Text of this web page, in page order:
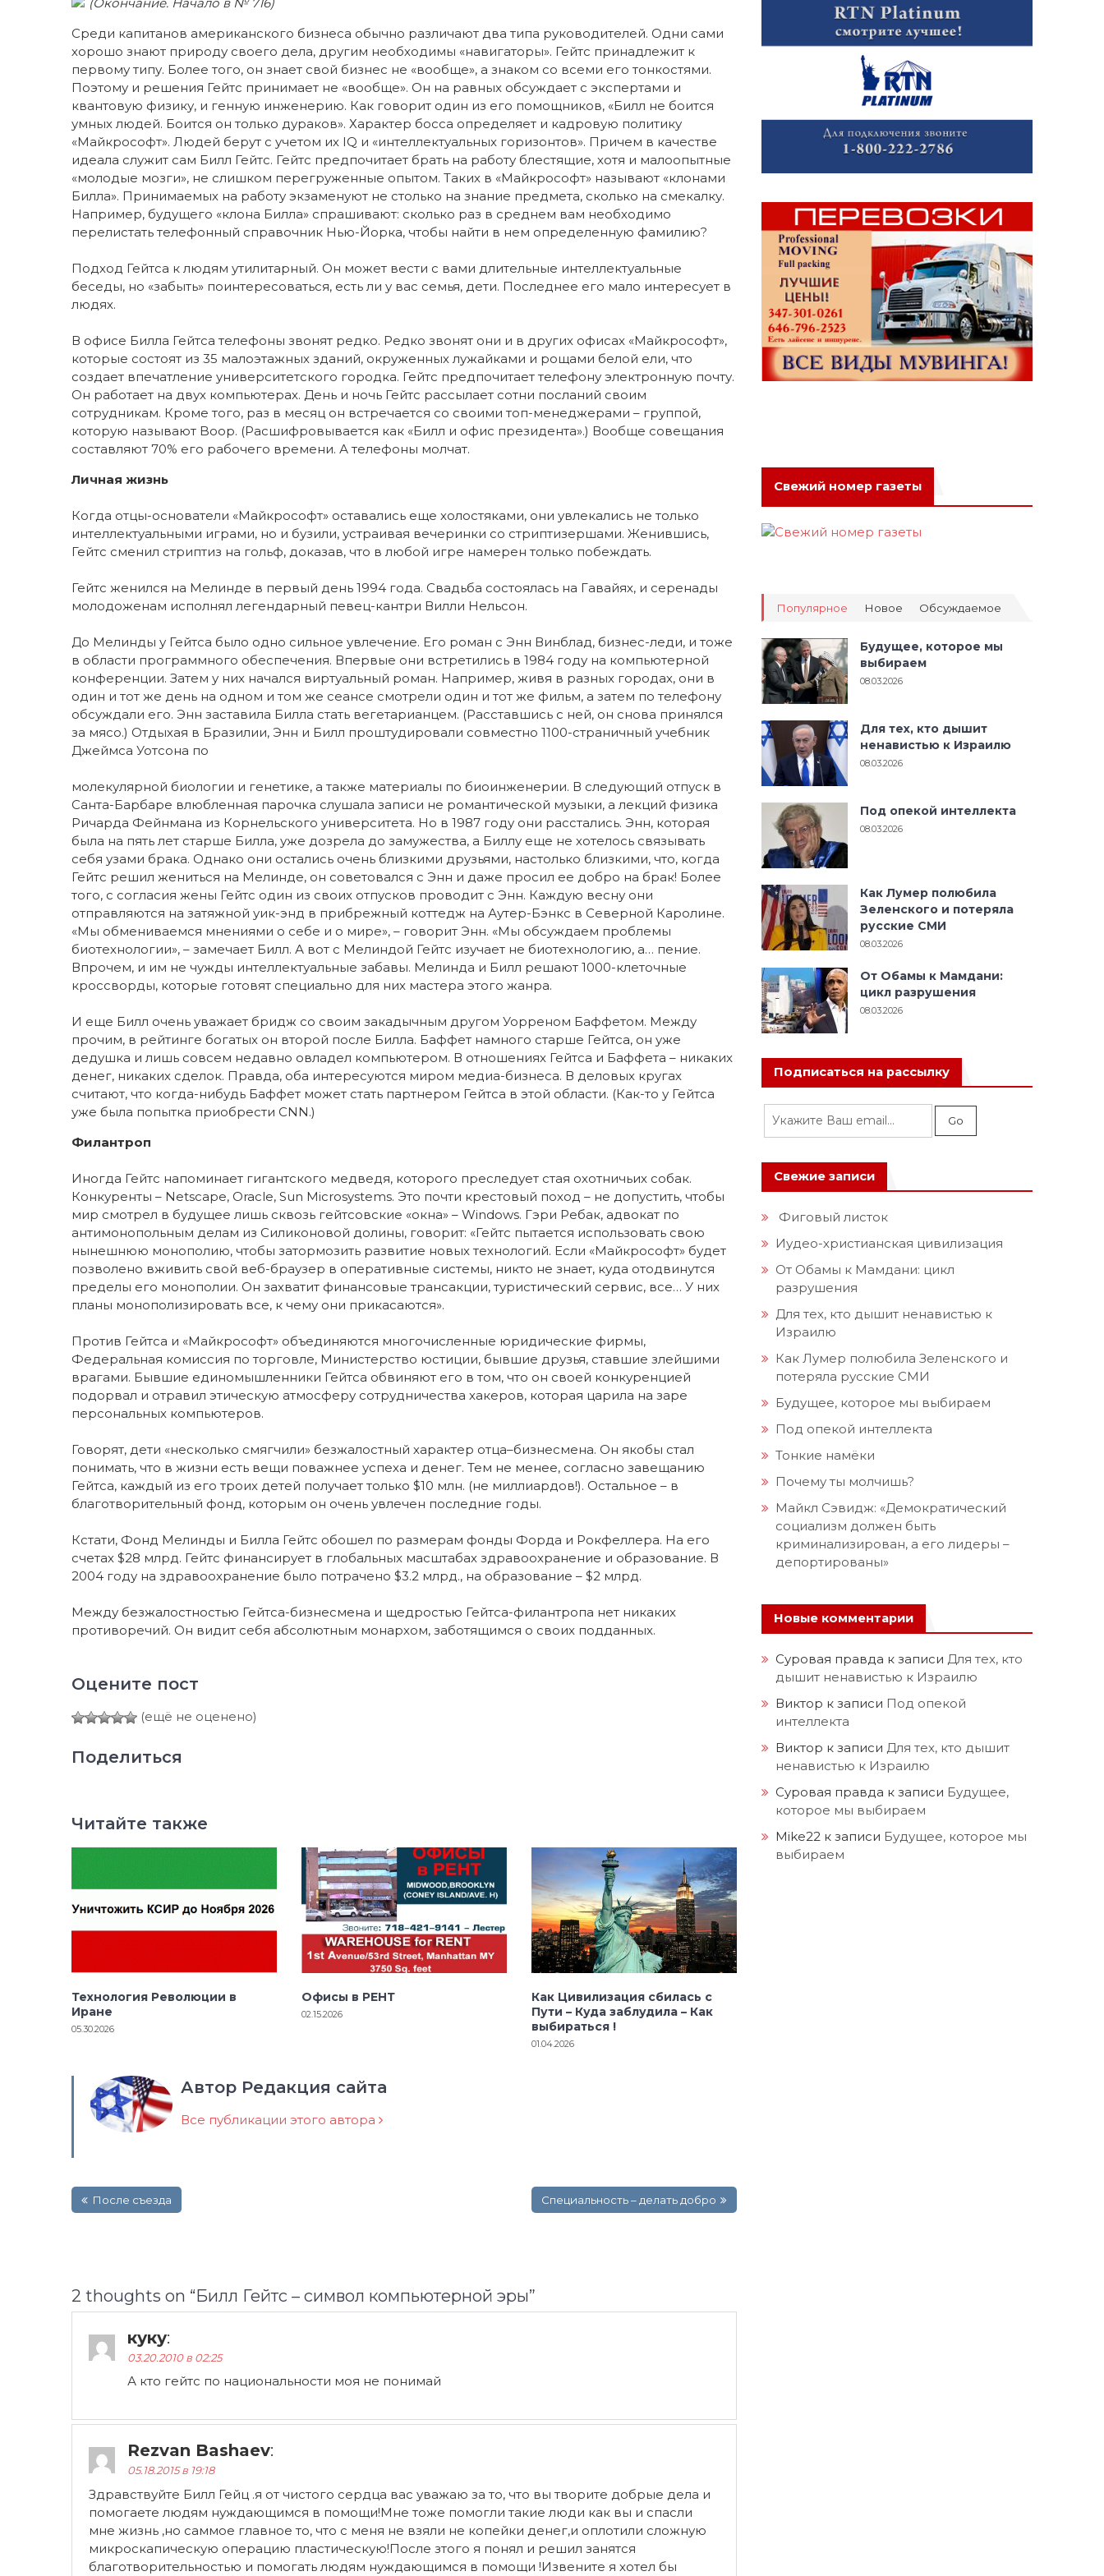
Среди капитанов американского бизнеса обычно различают два типа руководителей. Одни сами
хорошо знают природу своего дела, другим необходимы «навигаторы». Гейтс принадлежит к
первому типу. Более того, он знает свой бизнес не «вообще», а знаком со всеми его тонкостями.
Поэтому и решения Гейтс принимает не «вообще». Он на равных обсуждает с экспертами и
квантовую физику, и генную инженерию. Как говорит один из его помощников, «Билл не боится
умных людей. Боится он только дураков». Характер босса определяет и кадровую политику
«Майкрософт». Людей берут с учетом их IQ и «интеллектуальных горизонтов». Причем в качестве
идеала служит сам Билл Гейтс. Гейтс предпочитает брать на работу блестящие, хотя и малоопытные
«молодые мозги», не слишком перегруженные опытом. Таких в «Майкрософт» называют «клонами
Билла». Принимаемых на работу экзаменуют не столько на знание предмета, сколько на смекалку.
Например, будущего «клона Билла» спрашивают: сколько раз в среднем вам необходимо
перелистать телефонный справочник Нью-Йорка, чтобы найти в нем определенную фамилию?
Подход Гейтса к людям утилитарный. Он может вести с вами длительные интеллектуальные
беседы, но «забыть» поинтересоваться, есть ли у вас семья, дети. Последнее его мало интересует в
людях.
В офисе Билла Гейтса телефоны звонят редко. Редко звонят они и в других офисах «Майкрософт»,
которые состоят из 35 малоэтажных зданий, окруженных лужайками и рощами белой ели, что
создает впечатление университетского городка. Гейтс предпочитает телефону электронную почту.
Он работает на двух компьютерах. День и ночь Гейтс рассылает сотни посланий своим
сотрудникам. Кроме того, раз в месяц он встречается со своими топ-менеджерами – группой,
которую называют Boop. (Расшифровывается как «Билл и офис президента».) Вообще совещания
составляют 70% его рабочего времени. А телефоны молчат.
Личная жизнь
Когда отцы-основатели «Майкрософт» оставались еще холостяками, они увлекались не только
интеллектуальными играми, но и бузили, устраивая вечеринки со стриптизершами. Женившись,
Гейтс сменил стриптиз на гольф, доказав, что в любой игре намерен только побеждать.
Гейтс женился на Мелинде в первый день 1994 года. Свадьба состоялась на Гавайях, и серенады
молодоженам исполнял легендарный певец-кантри Вилли Нельсон.
До Мелинды у Гейтса было одно сильное увлечение. Его роман с Энн Винблад, бизнес-леди, и тоже
в области программного обеспечения. Впервые они встретились в 1984 году на компьютерной
конференции. Затем у них начался виртуальный роман. Например, живя в разных городах, они в
один и тот же день на одном и том же сеансе смотрели один и тот же фильм, а затем по телефону
обсуждали его. Энн заставила Билла стать вегетарианцем. (Расставшись с ней, он снова принялся
за мясо.) Отдыхая в Бразилии, Энн и Билл проштудировали совместно 1100-страничный учебник
Джеймса Уотсона по
молекулярной биологии и генетике, а также материалы по биоинженерии. В следующий отпуск в
Санта-Барбаре влюбленная парочка слушала записи не романтической музыки, а лекций физика
Ричарда Фейнмана из Корнельского университета. Но в 1987 году они расстались. Энн, которая
была на пять лет старше Билла, уже дозрела до замужества, а Биллу еще не хотелось связывать
себя узами брака. Однако они остались очень близкими друзьями, настолько близкими, что, когда
Гейтс решил жениться на Мелинде, он советовался с Энн и даже просил ее добро на брак! Более
того, с согласия жены Гейтс один из своих отпусков проводит с Энн. Каждую весну они
отправляются на затяжной уик-энд в прибрежный коттедж на Аутер-Бэнкс в Северной Каролине.
«Мы обмениваемся мнениями о себе и о мире», – говорит Энн. «Мы обсуждаем проблемы
биотехнологии», – замечает Билл. А вот с Мелиндой Гейтс изучает не биотехнологию, а… пение.
Впрочем, и им не чужды интеллектуальные забавы. Мелинда и Билл решают 1000-клеточные
кроссворды, которые готовят специально для них мастера этого жанра.
И еще Билл очень уважает бридж со своим закадычным другом Уорреном Баффетом. Между
прочим, в рейтинге богатых он второй после Билла. Баффет намного старше Гейтса, он уже
дедушка и лишь совсем недавно овладел компьютером. В отношениях Гейтса и Баффета – никаких
денег, никаких сделок. Правда, оба интересуются миром медиа-бизнеса. В деловых кругах
считают, что когда-нибудь Баффет может стать партнером Гейтса в этой области. (Как-то у Гейтса
уже была попытка приобрести CNN.)
Филантроп
Иногда Гейтс напоминает гигантского медведя, которого преследует стая охотничьих собак.
Конкуренты – Netscape, Oracle, Sun Microsystems. Это почти крестовый поход – не допустить, чтобы
мир смотрел в будущее лишь сквозь гейтсовские «окна» – Windows. Гэри Ребак, адвокат по
антимонопольным делам из Силиконовой долины, говорит: «Гейтс пытается использовать свою
нынешнюю монополию, чтобы затормозить развитие новых технологий. Если «Майкрософт» будет
позволено вживить свой веб-браузер в оперативные системы, никто не знает, куда отодвинутся
пределы его монополии. Он захватит финансовые трансакции, туристический сервис, все… У них
планы монополизировать все, к чему они прикасаются».
Против Гейтса и «Майкрософт» объединяются многочисленные юридические фирмы,
Федеральная комиссия по торговле, Министерство юстиции, бывшие друзья, ставшие злейшими
врагами. Бывшие единомышленники Гейтса обвиняют его в том, что он своей конкуренцией
подорвал и отравил этическую атмосферу сотрудничества хакеров, которая царила на заре
персональных компьютеров.
Говорят, дети «несколько смягчили» безжалостный характер отца–бизнесмена. Он якобы стал
понимать, что в жизни есть вещи поважнее успеха и денег. Тем не менее, согласно завещанию
Гейтса, каждый из его троих детей получает только $10 млн. (не миллиардов!). Остальное – в
благотворительный фонд, которым он очень увлечен последние годы.
Кстати, Фонд Мелинды и Билла Гейтс обошел по размерам фонды Форда и Рокфеллера. На его
счетах $28 млрд. Гейтс финансирует в глобальных масштабах здравоохранение и образование. В
2004 году на здравоохранение было потрачено $3.2 млрд., на образование – $2 млрд.
Между безжалостностью Гейтса-бизнесмена и щедростью Гейтса-филантропа нет никаких
противоречий. Он видит себя абсолютным монархом, заботящимся о своих подданных.
Оцените пост
(ещё не оценено)
Поделиться
Читайте также
Технология Революции в
Иране
05.30.2026
Офисы в РЕНТ
02.15.2026
Как Цивилизация сбилась с
Пути – Куда заблудила – Как
выбираться !
01.04.2026
Автор Редакция сайта
Все публикации этого автора
по После съезда Специальность – делать добро
2 thoughts on “Билл Гейтс – символ компьютерной эры”
куку:
03.20.2010 в 02:25
А кто гейтс по национальности моя не понимай
Rezvan Bashaev:
05.18.2015 в 19:18
Здравствуйте Билл Гейц .я от чистого сердца вас уважаю за то, что вы творите добрые дела и
помогаете людям нуждающимся в помощи!Мне тоже помогли такие люди как вы и спасли
мне жизнь ,но саммое главное то, что с меня не взяли не копейки денег,и оплотили сложную
микроскапическую операцию пластическую!После зтого я понял и решил занятся
благотворительностью и помогать людям нуждающимся в помощи !Извените я хотел бы
Свежий номер газеты
Популярное Новое Обсуждаемое
Будущее, которое мы
выбираем
08.03.2026
Для тех, кто дышит
ненавистью к Израилю
08.03.2026
Под опекой интеллекта
08.03.2026
Как Лумер полюбила
Зеленского и потеряла
русские СМИ
08.03.2026
От Обамы к Мамдани:
цикл разрушения
08.03.2026
Подписаться на рассылку
Свежие записи
Фиговый листок
Иудео-христианская цивилизация
От Обамы к Мамдани: цикл
разрушения
Для тех, кто дышит ненавистью к
Израилю
Как Лумер полюбила Зеленского и
потеряла русские СМИ
Будущее, которое мы выбираем
Под опекой интеллекта
Тонкие намёки
Почему ты молчишь?
Майкл Сэвидж: «Демократический
социализм должен быть
криминализирован, а его лидеры –
депортированы»
Новые комментарии
Суровая правда к записи Для тех, кто
дышит ненавистью к Израилю
Виктор к записи Под опекой
интеллекта
Виктор к записи Для тех, кто дышит
ненавистью к Израилю
Суровая правда к записи Будущее,
которое мы выбираем
Mike22 к записи Будущее, которое мы
выбираем